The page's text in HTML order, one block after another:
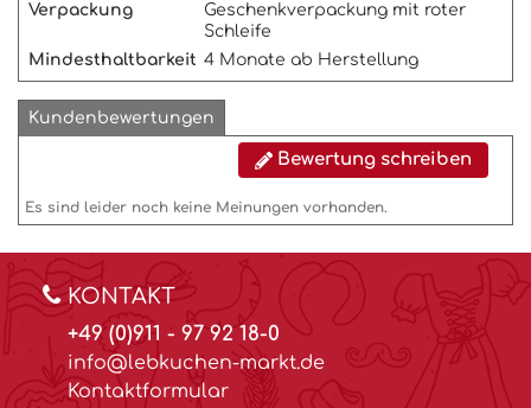
Verpackung
Geschenkverpackung mit roter
Schleife
Mindesthaltbarkeit 4 Monate ab Herstellung
Kundenbewertungen
Bewertung schreiben
Es sind leider noch keine Meinungen vorhanden.
KONTAKT
+49 (0)911 - 97 92 18-0
info@lebkuchen-markt.de
Kontaktformular